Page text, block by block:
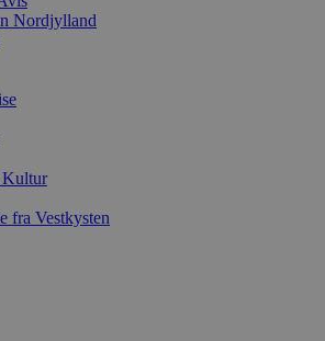
Nordjylland
Kultur
fra Vestkysten